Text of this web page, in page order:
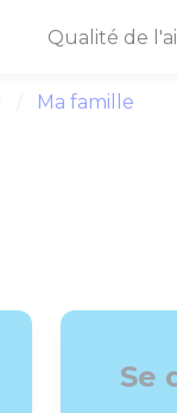
Qualité de
Ma famille
Se